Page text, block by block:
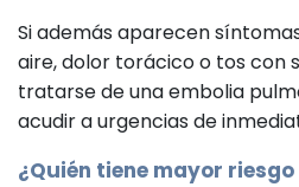
Si además aparecen
aire, dolor torácico o tos con
tratarse de una embolia
acudir a urgencias de
¿Quién tiene mayor